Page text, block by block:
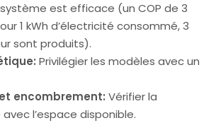
est efficace (un COP de 3
1 kWh d’électricité consommé, 3
sont produits).
Privilégier les modèles avec un
encombrement: Vérifier la
l’espace disponible.